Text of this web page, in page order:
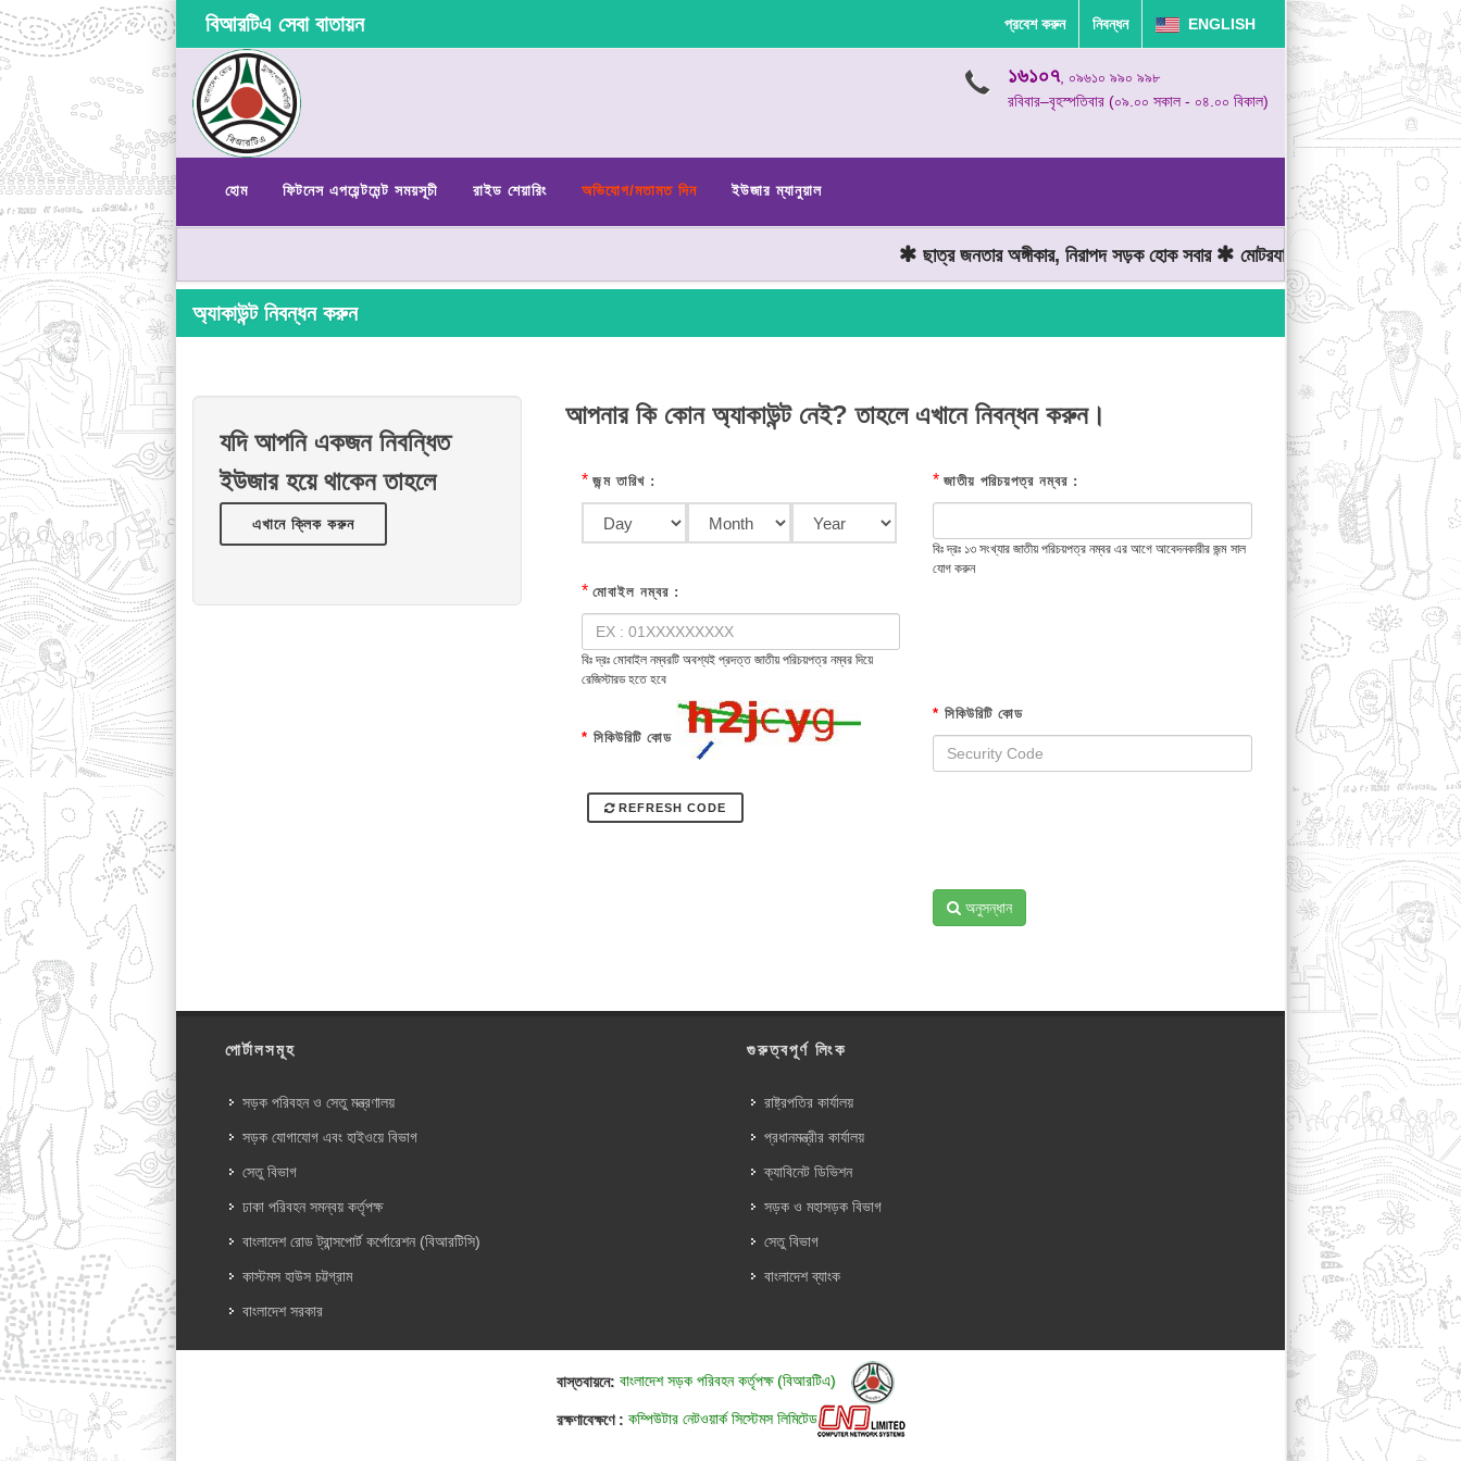
বিআরটিএ সেবা বাতায়ন প্রবেশ করুন নিবন্ধন ENGLISH
১৬১০৭, ০৯৬১০ ৯৯০ ৯৯৮
রবিবার–বৃহস্পতিবার (০৯.০০ সকাল - ০৪.০০ বিকাল)
হোম ফিটনেস এপয়েন্টমেন্ট সময়সূচী রাইড শেয়ারিং অভিযোগ/মতামত দিন ইউজার ম্যানুয়াল
ছাত্র জনতার অঙ্গীকার, নিরাপদ সড়ক হোক সবার মোটরযান চালানোর সময় গতিসীমা মেনে
অ্যাকাউন্ট নিবন্ধন করুন
যদি আপনি একজন নিবন্ধিত
ইউজার হয়ে থাকেন তাহলে
এখানে ক্লিক করুন
আপনার কি কোন অ্যাকাউন্ট নেই? তাহলে এখানে নিবন্ধন করুন।
* জন্ম তারিখ : * জাতীয় পরিচয়পত্র নম্বর :
বিঃ দ্রঃ ১৩ সংখ্যার জাতীয় পরিচয়পত্র নম্বর এর আগে আবেদনকারীর জন্ম সাল
যোগ করুন
* মোবাইল নম্বর :
বিঃ দ্রঃ মোবাইল নম্বরটি অবশ্যই প্রদত্ত জাতীয় পরিচয়পত্র নম্বর দিয়ে
রেজিস্টারড হতে হবে
* সিকিউরিটি কোড
REFRESH CODE
* সিকিউরিটি কোড
অনুসন্ধান
পোর্টালসমূহ
সড়ক পরিবহন ও সেতু মন্ত্রণালয়
সড়ক যোগাযোগ এবং হাইওয়ে বিভাগ
সেতু বিভাগ
ঢাকা পরিবহন সমন্বয় কর্তৃপক্ষ
বাংলাদেশ রোড ট্রান্সপোর্ট কর্পোরেশন (বিআরটিসি)
কাস্টমস হাউস চট্টগ্রাম
বাংলাদেশ সরকার
গুরুত্বপূর্ণ লিংক
রাষ্ট্রপতির কার্যালয়
প্রধানমন্ত্রীর কার্যালয়
ক্যাবিনেট ডিভিশন
সড়ক ও মহাসড়ক বিভাগ
সেতু বিভাগ
বাংলাদেশ ব্যাংক
বাস্তবায়নে: বাংলাদেশ সড়ক পরিবহন কর্তৃপক্ষ (বিআরটিএ)
রক্ষণাবেক্ষণে : কম্পিউটার নেটওয়ার্ক সিস্টেমস লিমিটেড